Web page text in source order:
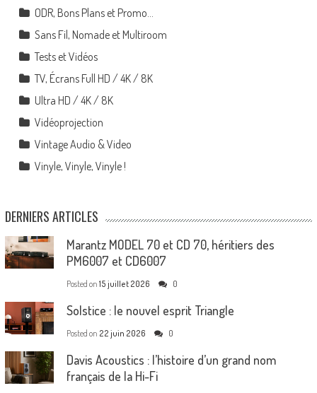
ODR, Bons Plans et Promo…
Sans Fil, Nomade et Multiroom
Tests et Vidéos
TV, Écrans Full HD / 4K / 8K
Ultra HD / 4K / 8K
Vidéoprojection
Vintage Audio & Video
Vinyle, Vinyle, Vinyle !
DERNIERS ARTICLES
Marantz MODEL 70 et CD 70, héritiers des
PM6007 et CD6007
Posted on 15 juillet 2026 0
Solstice : le nouvel esprit Triangle
Posted on 22 juin 2026 0
Davis Acoustics : l’histoire d’un grand nom
français de la Hi-Fi